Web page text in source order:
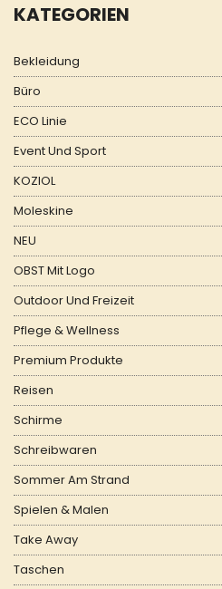
KATEGORIEN
Bekleidung
Büro
ECO Linie
Event Und Sport
KOZIOL
Moleskine
NEU
OBST Mit Logo
Outdoor Und Freizeit
Pflege & Wellness
Premium Produkte
Reisen
Schirme
Schreibwaren
Sommer Am Strand
Spielen & Malen
Take Away
Taschen